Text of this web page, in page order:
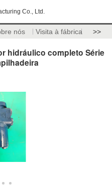
Co., Ltd.
nós Visita à fábrica >>
hidráulico completo Série